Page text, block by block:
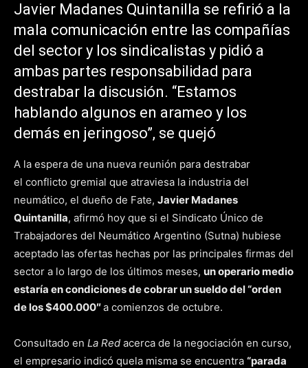
Javier Madanes Quintanilla se refirió a la
mala comunicación entre las compañías
del sector y los sindicalistas y pidió a
ambas partes responsabilidad para
destrabar la discusión. “Estamos
hablando algunos en arameo y los
demás en jeringoso”, se quejó
A la espera de una nueva reunión para destrabar
el conflicto gremial que atraviesa la industria del
neumático, el dueño de Fate, Javier Madanes
Quintanilla, afirmó hoy que si el Sindicato Único de
Trabajadores del Neumático Argentino (Sutna) hubiese
aceptado las ofertas hechas por las principales firmas del
sector a lo largo de los últimos meses, un operario medio
estaría en condiciones de cobrar un sueldo del “orden
de los $400.000″a comienzos de octubre.
Consultado en La Red acerca de la negociación en curso,
el empresario indicó quela misma se encuentra “parada